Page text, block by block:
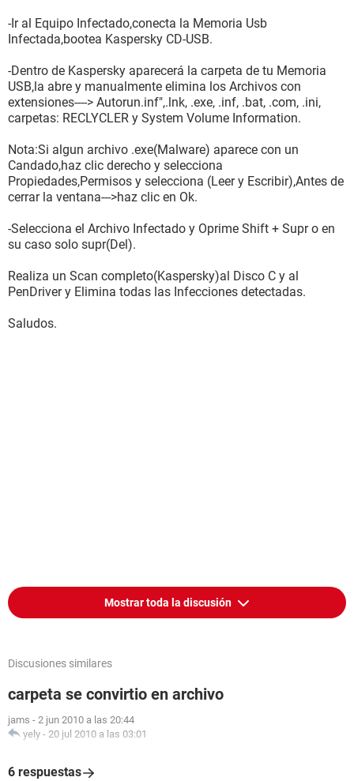
-Ir al Equipo Infectado,conecta la Memoria Usb
Infectada,bootea Kaspersky CD-USB.
-Dentro de Kaspersky aparecerá la carpeta de tu Memoria
USB,la abre y manualmente elimina los Archivos con
extensiones----> Autorun.inf",.lnk, .exe, .inf, .bat, .com, .ini,
carpetas: RECLYCLER y System Volume Information.
Nota:Si algun archivo .exe(Malware) aparece con un
Candado,haz clic derecho y selecciona
Propiedades,Permisos y selecciona (Leer y Escribir),Antes de
cerrar la ventana--->haz clic en Ok.
-Selecciona el Archivo Infectado y Oprime Shift + Supr o en
su caso solo supr(Del).
Realiza un Scan completo(Kaspersky)al Disco C y al
PenDriver y Elimina todas las Infecciones detectadas.
Saludos.
Mostrar toda la discusión
Discusiones similares
carpeta se convirtio en archivo
jams - 2 jun 2010 a las 20:44
yely - 20 jul 2010 a las 03:01
6 respuestas